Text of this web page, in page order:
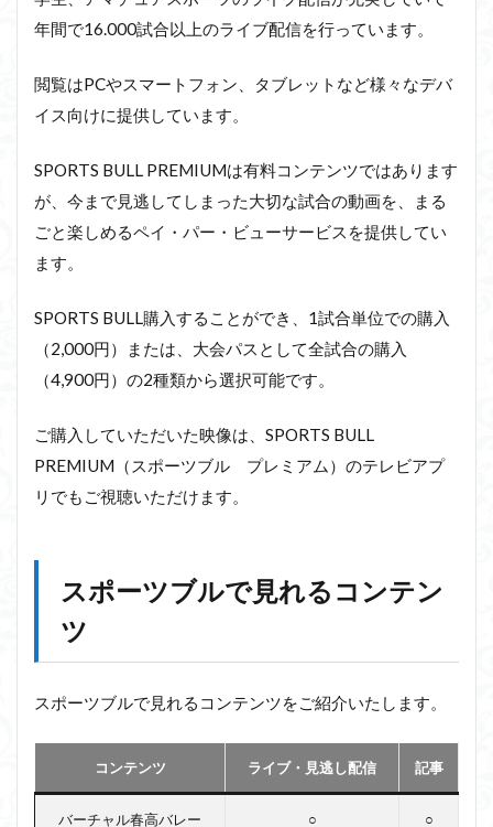
年間で16.000試合以上のライブ配信を行っています。
閲覧はPCやスマートフォン、タブレットなど様々なデバ
イス向けに提供しています。
SPORTS BULL PREMIUMは有料コンテンツではあります
が、今まで見逃してしまった大切な試合の動画を、まる
ごと楽しめるペイ・パー・ビューサービスを提供してい
ます。
SPORTS BULL購入することができ、1試合単位での購入
（2,000円）または、大会パスとして全試合の購入
（4,900円）の2種類から選択可能です。
ご購入していただいた映像は、SPORTS BULL
PREMIUM（スポーツブル プレミアム）のテレビアプ
リでもご視聴いただけます。
スポーツブルで見れるコンテン
ツ
スポーツブルで見れるコンテンツをご紹介いたします。
コンテンツ ライブ・見逃し配信 記事
バーチャル春高バレー ○ ○